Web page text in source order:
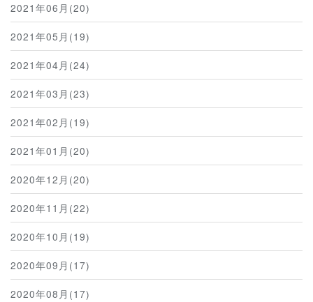
2021年06月(20)
2021年05月(19)
2021年04月(24)
2021年03月(23)
2021年02月(19)
2021年01月(20)
2020年12月(20)
2020年11月(22)
2020年10月(19)
2020年09月(17)
2020年08月(17)